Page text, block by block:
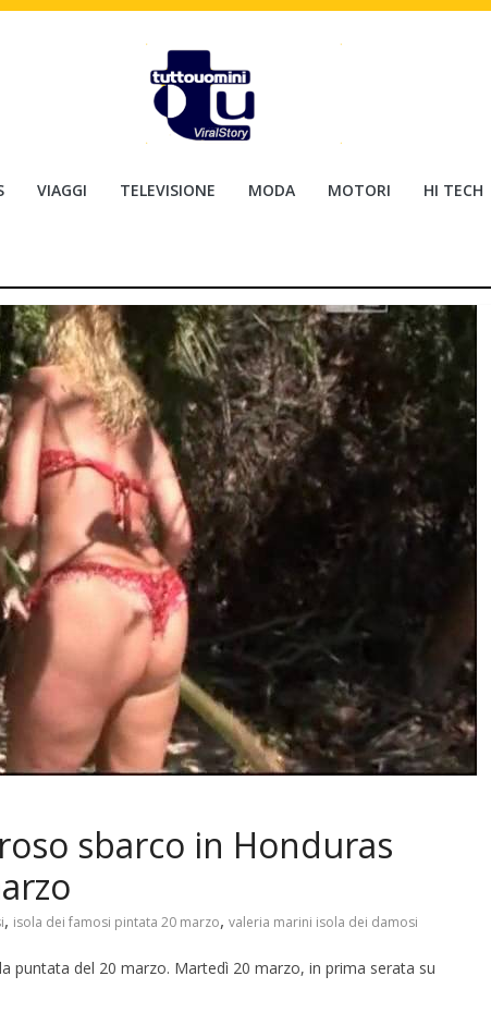
VIAGGI TELEVISIONE MODA MOTORI HI TECH
sbarco in Honduras
, isola dei famosi pintata 20 marzo, valeria marini isola dei damosi
puntata del 20 marzo. Martedì 20 marzo, in prima serata su